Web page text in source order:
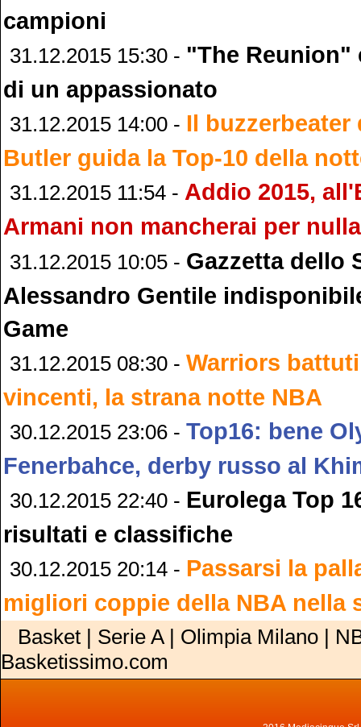
campioni
31.12.2015 15:30 - "The Reunion"
di un appassionato
31.12.2015 14:00 - Il buzzerbeater
Butler guida la Top-10 della
31.12.2015 11:54 - Addio 2015,
Armani non mancherai per nulla
31.12.2015 10:05 - Gazzetta dello
Alessandro Gentile
Game
31.12.2015 08:30 - Warriors
vincenti, la strana notte NBA
30.12.2015 23:06 - Top16: bene
Fenerbahce, derby russo al
30.12.2015 22:40 - Eurolega Top
risultati e classifiche
30.12.2015 20:14 - Passarsi la
migliori coppie della NBA nella
Basket | Serie A | Olimpia Milano |
Basketissimo.com